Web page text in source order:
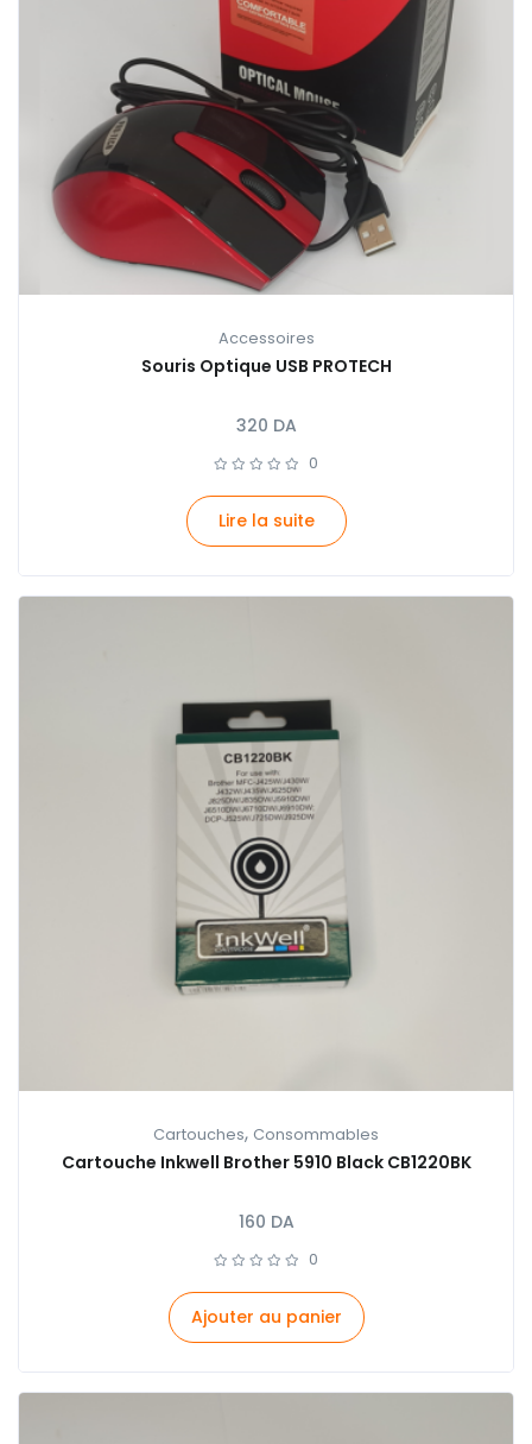
Accessoires
Souris Optique USB PROTECH
320 DA
0
Lire la suite
Cartouches, Consommables
Cartouche Inkwell Brother 5910 Black CB1220BK
160 DA
0
Ajouter au panier